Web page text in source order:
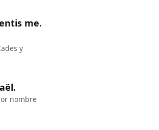
me.
y
nombre